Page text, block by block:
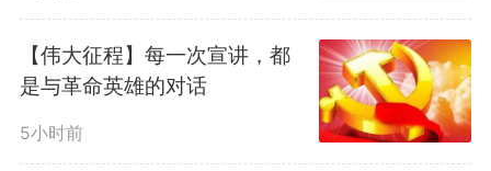
【伟大征程】每一次宣讲，都
是与革命英雄的对话
5小时前